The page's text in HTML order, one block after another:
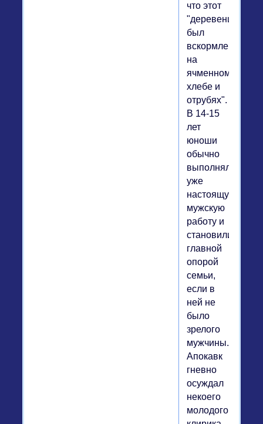
что этот
"деревенщина
был
вскормлен
на
ячменном
хлебе и
отрубях".
В 14-15
лет
юноши
обычно
выполняли
уже
настоящую
мужскую
работу и
становились
главной
опорой
семьи,
если в
ней не
было
зрелого
мужчины.
Апокавк
гневно
осуждал
некоего
молодого